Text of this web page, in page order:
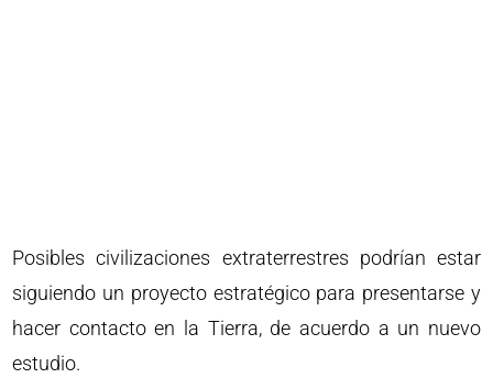
Posibles civilizaciones extraterrestres podrían estar
siguiendo un proyecto estratégico para presentarse y
hacer contacto en la Tierra, de acuerdo a un nuevo
estudio.